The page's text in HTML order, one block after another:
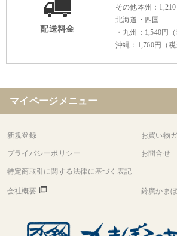
配送料金
その他本州：1,210
北海道・四国
・九州：1,540円（
沖縄：1,760円（税
マイページメニュー
新規登録 お買い物
プライバシーポリシー お問合せ
特定商取引に関する法律に基づく表記
会社概要 鈴廣かま